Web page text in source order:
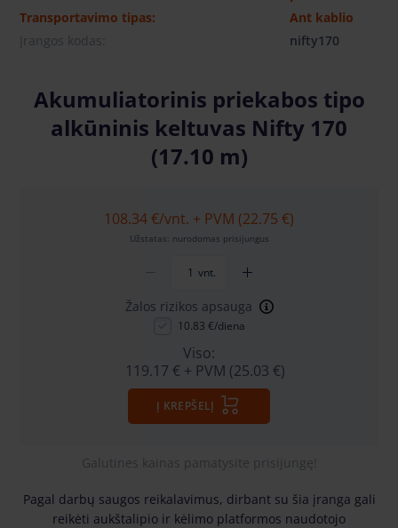
Transportavimo tipas:
Ant kablio
Įrangos kodas:
nifty170
Akumuliatorinis priekabos tipo
alkūninis keltuvas Nifty 170
(17.10 m)
108.34 €/vnt. + PVM (22.75 €)
Užstatas: nurodomas prisijungus
vnt.
Žalos rizikos apsauga
10.83 €/diena
Viso:
119.17 € + PVM (25.03 €)
Į KREPŠELĮ
Galutines kainas pamatysite prisijungę!
Pagal darbų saugos reikalavimus, dirbant su šia įranga gali
reikėti aukštalipio ir kėlimo platformos naudotojo